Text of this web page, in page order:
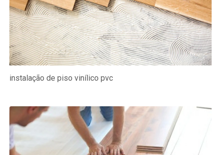
instalação de piso vinílico pvc